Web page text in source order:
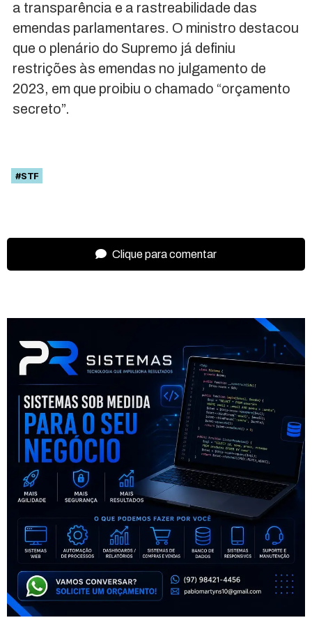
a transparência e a rastreabilidade das
emendas parlamentares. O ministro destacou
que o plenário do Supremo já definiu
restrições às emendas no julgamento de
2023, em que proibiu o chamado “orçamento
secreto”.
#STF
Clique para comentar